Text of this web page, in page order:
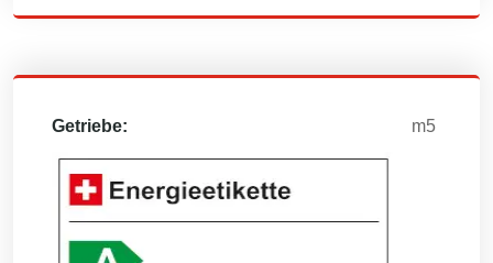
Getriebe: m5